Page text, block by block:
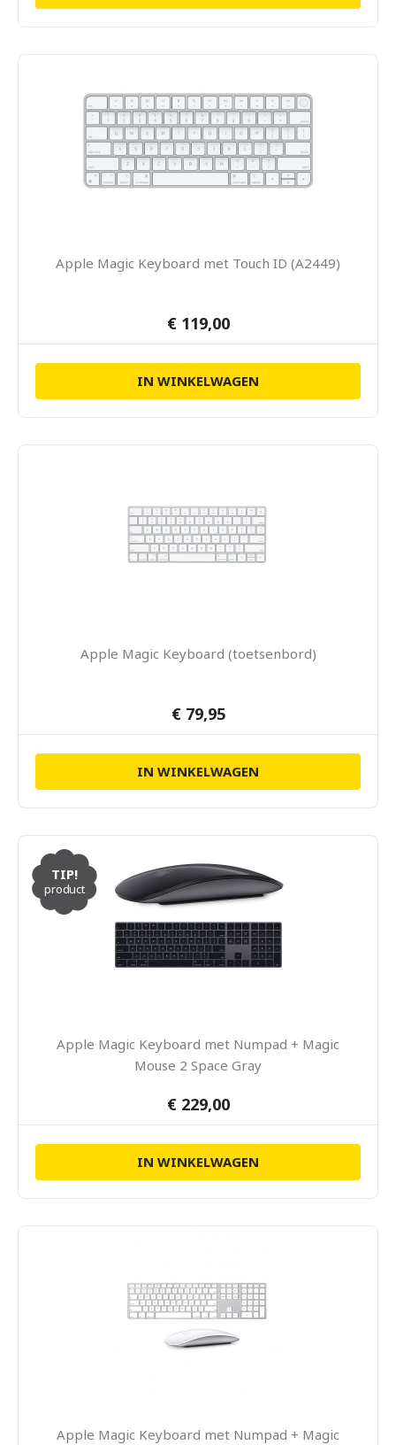
Apple Magic Keyboard met Touch ID (A2449)
€ 119,00
IN WINKELWAGEN
Apple Magic Keyboard (toetsenbord)
€ 79,95
IN WINKELWAGEN
TIP!
product
Apple Magic Keyboard met Numpad + Magic
Mouse 2 Space Gray
€ 229,00
IN WINKELWAGEN
Apple Magic Keyboard met Numpad + Magic